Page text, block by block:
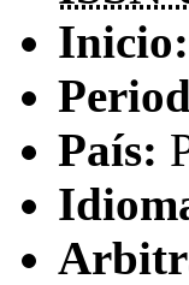
Inicio:
País: